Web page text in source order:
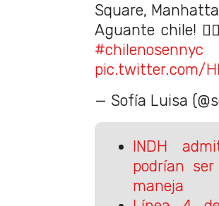
Square,
Aguante chile!
#chilenosennyc
pic.twitter.com/
— Sofía Luisa
INDH
podrían
maneja